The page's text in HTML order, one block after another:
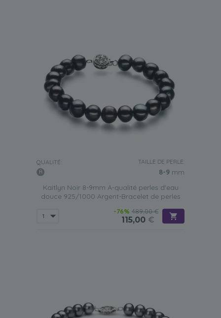
QUALITÉ: TAILLE DE PERLE:
8-9 mm
Kaitlyn Noir 8-9mm A-qualité perles d'eau
douce 925/1000 Argent-Bracelet de perles
-76% 489,00 €
115,00 €